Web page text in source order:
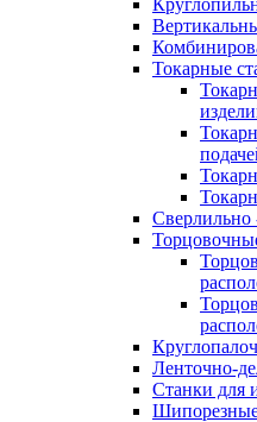
Токарные
Сверлильно
Ленточно-
Станки для